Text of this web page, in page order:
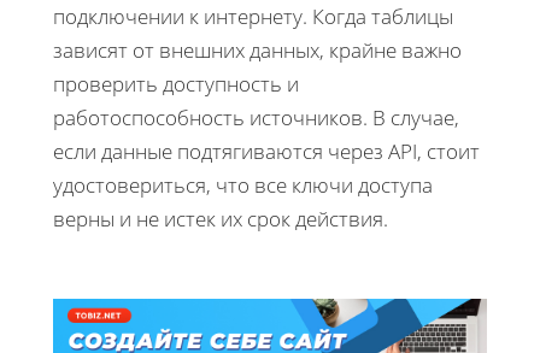
подключении к интернету. Когда таблицы
зависят от внешних данных, крайне важно
проверить доступность и
работоспособность источников. В случае,
если данные подтягиваются через API, стоит
удостовериться, что все ключи доступа
верны и не истек их срок действия.